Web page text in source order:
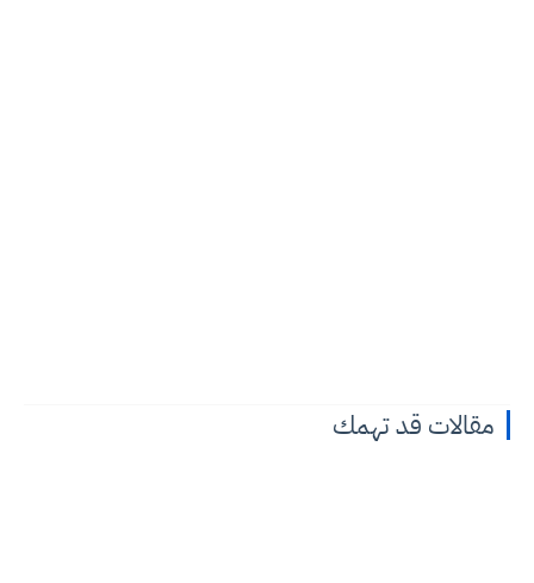
مقالات قد تهمك